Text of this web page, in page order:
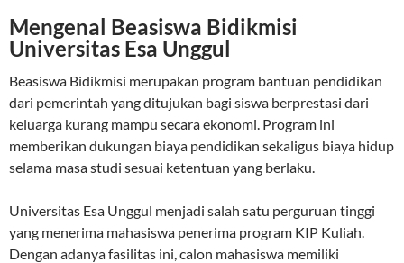
Mengenal Beasiswa Bidikmisi
Universitas Esa Unggul
Beasiswa Bidikmisi merupakan program bantuan pendidikan
dari pemerintah yang ditujukan bagi siswa berprestasi dari
keluarga kurang mampu secara ekonomi. Program ini
memberikan dukungan biaya pendidikan sekaligus biaya hidup
selama masa studi sesuai ketentuan yang berlaku.
Universitas Esa Unggul menjadi salah satu perguruan tinggi
yang menerima mahasiswa penerima program KIP Kuliah.
Dengan adanya fasilitas ini, calon mahasiswa memiliki